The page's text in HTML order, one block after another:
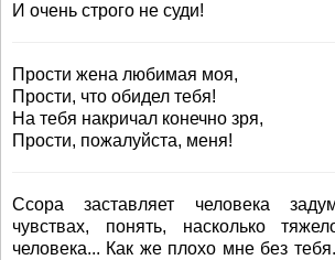
И очень строго не суди!
Прости жена любимая моя,
Прости, что обидел тебя!
На тебя накричал конечно зря,
Прости, пожалуйста, меня!
Ссора заставляет человека
чувствах, понять, насколько
человека... Как же плохо мне без